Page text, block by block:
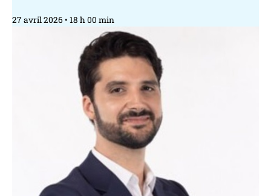
27 avril 2026 18 h 00 min